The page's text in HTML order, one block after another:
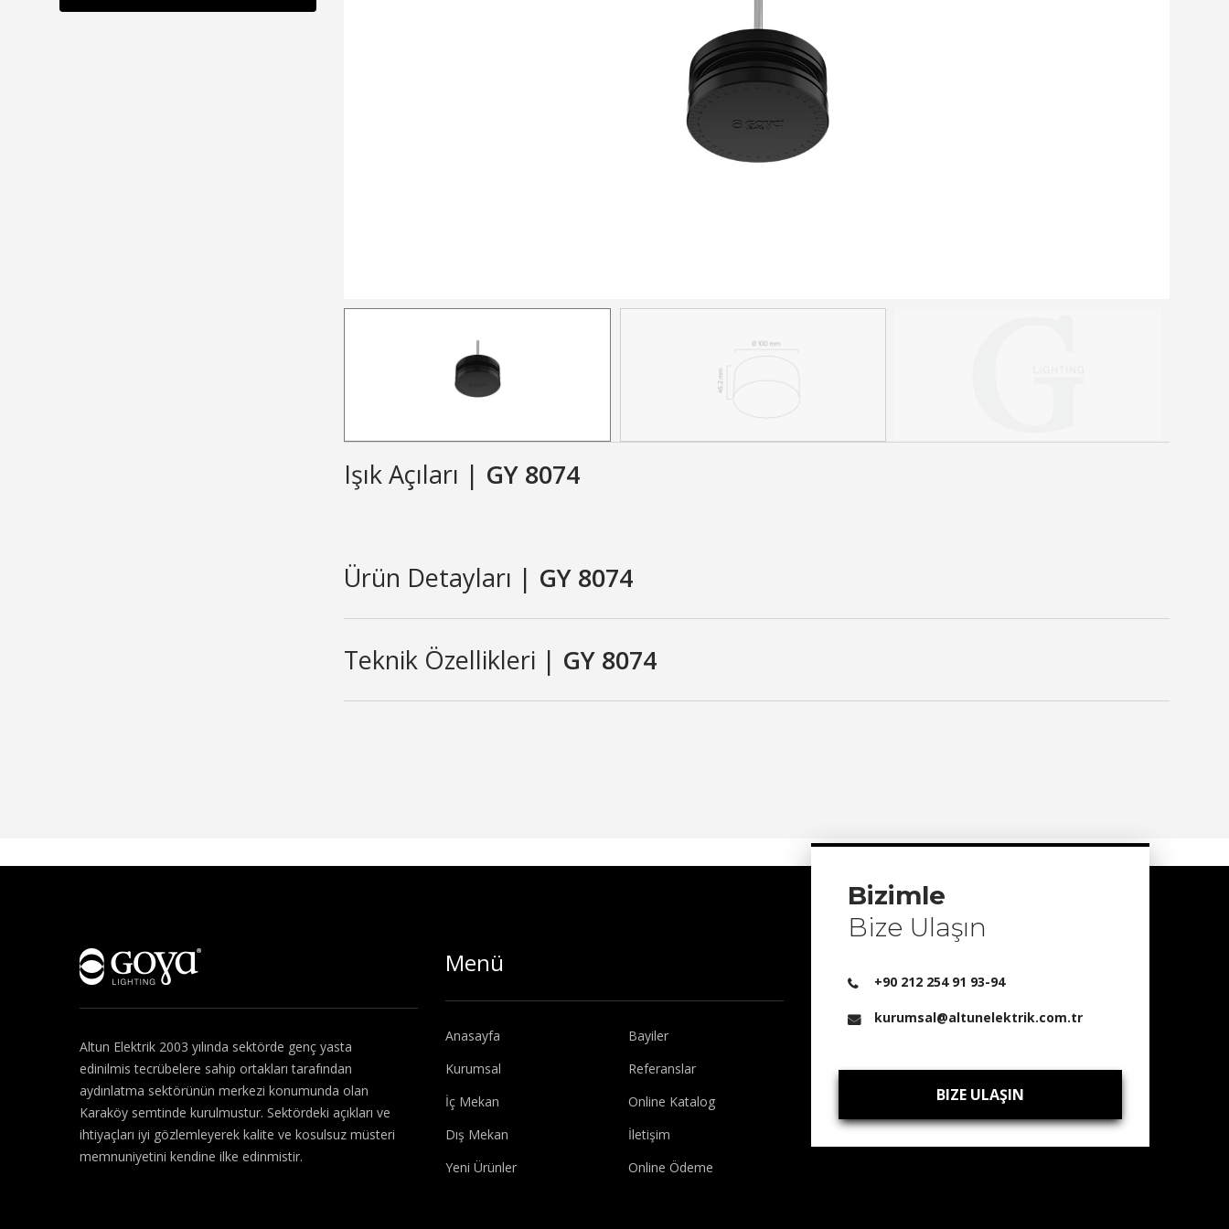
Işık Açıları | GY 8074
Ürün Detayları | GY 8074
Teknik Özellikleri | GY 8074
Hakkımızda
Altun Elektrik 2003 yılında sektörde genç yasta
edinilmis tecrübelere sahip ortakları tarafından
aydınlatma sektörünün merkezi konumunda olan
Karaköy semtinde kurulmustur. Sektördeki açıkları ve
ihtiyaçları iyi gözlemleyerek kalite ve kosulsuz müsteri
memnuniyetini kendine ilke edinmistir.
Menü
Anasayfa
Kurumsal
İç Mekan
Dış Mekan
Yeni Ürünler
Bayiler
Referanslar
Online Katalog
İletişim
Online Ödeme
Bizimle
Bize Ulaşın
+90 212 254 91 93-94
kurumsal@altunelektrik.com.tr
BIZE ULAŞIN
BIZE ULAŞIN